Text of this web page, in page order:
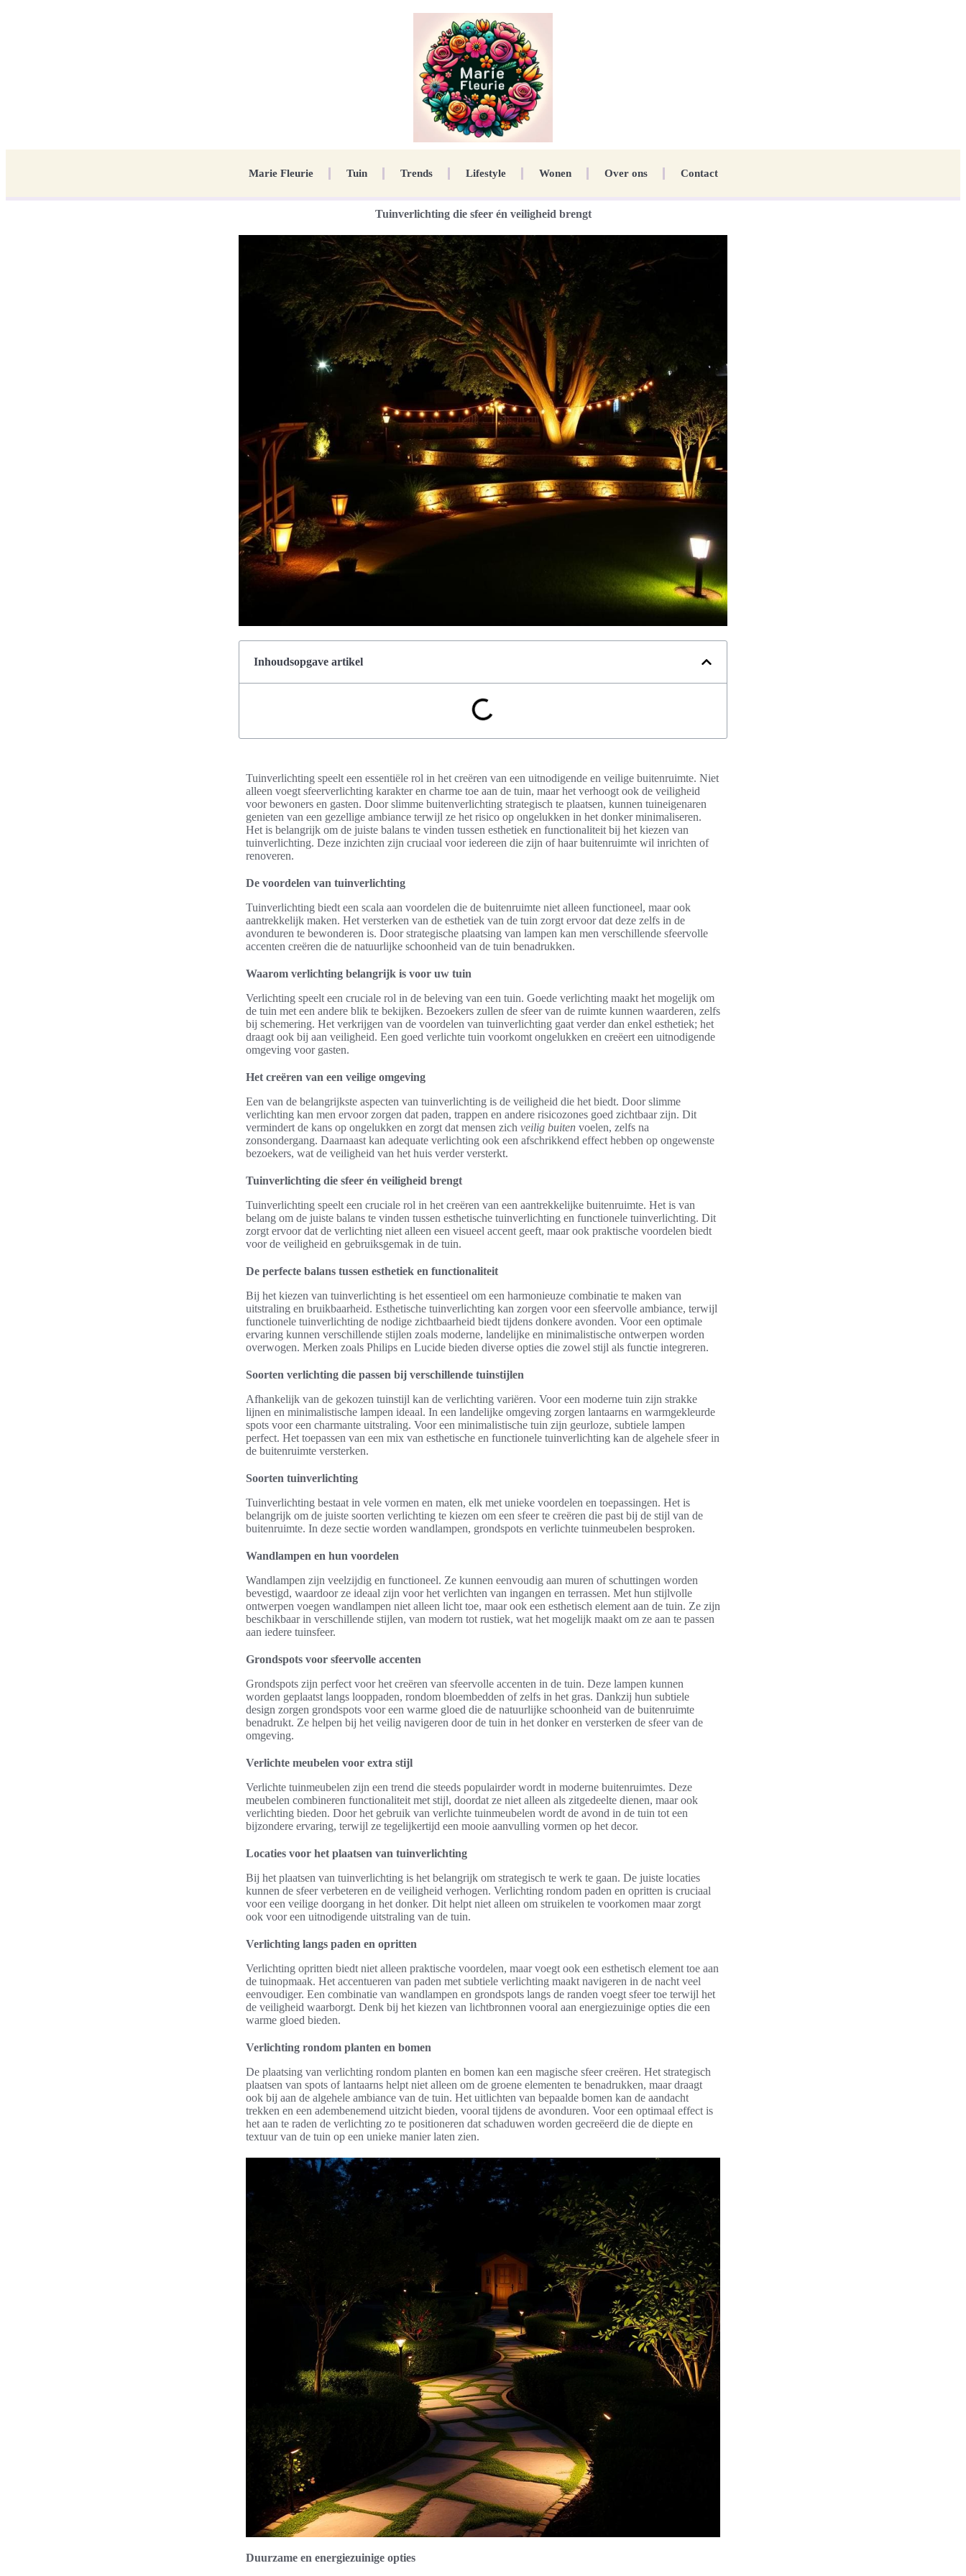
Marie Fleurie Tuin Trends Lifestyle Wonen Over ons Contact
Tuinverlichting die sfeer én veiligheid brengt
Inhoudsopgave artikel
Tuinverlichting speelt een essentiële rol in het creëren van een uitnodigende en veilige buitenruimte. Niet
alleen voegt sfeerverlichting karakter en charme toe aan de tuin, maar het verhoogt ook de veiligheid
voor bewoners en gasten. Door slimme buitenverlichting strategisch te plaatsen, kunnen tuineigenaren
genieten van een gezellige ambiance terwijl ze het risico op ongelukken in het donker minimaliseren.
Het is belangrijk om de juiste balans te vinden tussen esthetiek en functionaliteit bij het kiezen van
tuinverlichting. Deze inzichten zijn cruciaal voor iedereen die zijn of haar buitenruimte wil inrichten of
renoveren.
De voordelen van tuinverlichting
Tuinverlichting biedt een scala aan voordelen die de buitenruimte niet alleen functioneel, maar ook
aantrekkelijk maken. Het versterken van de esthetiek van de tuin zorgt ervoor dat deze zelfs in de
avonduren te bewonderen is. Door strategische plaatsing van lampen kan men verschillende sfeervolle
accenten creëren die de natuurlijke schoonheid van de tuin benadrukken.
Waarom verlichting belangrijk is voor uw tuin
Verlichting speelt een cruciale rol in de beleving van een tuin. Goede verlichting maakt het mogelijk om
de tuin met een andere blik te bekijken. Bezoekers zullen de sfeer van de ruimte kunnen waarderen, zelfs
bij schemering. Het verkrijgen van de voordelen van tuinverlichting gaat verder dan enkel esthetiek; het
draagt ook bij aan veiligheid. Een goed verlichte tuin voorkomt ongelukken en creëert een uitnodigende
omgeving voor gasten.
Het creëren van een veilige omgeving
Een van de belangrijkste aspecten van tuinverlichting is de veiligheid die het biedt. Door slimme
verlichting kan men ervoor zorgen dat paden, trappen en andere risicozones goed zichtbaar zijn. Dit
vermindert de kans op ongelukken en zorgt dat mensen zich veilig buiten voelen, zelfs na
zonsondergang. Daarnaast kan adequate verlichting ook een afschrikkend effect hebben op ongewenste
bezoekers, wat de veiligheid van het huis verder versterkt.
Tuinverlichting die sfeer én veiligheid brengt
Tuinverlichting speelt een cruciale rol in het creëren van een aantrekkelijke buitenruimte. Het is van
belang om de juiste balans te vinden tussen esthetische tuinverlichting en functionele tuinverlichting. Dit
zorgt ervoor dat de verlichting niet alleen een visueel accent geeft, maar ook praktische voordelen biedt
voor de veiligheid en gebruiksgemak in de tuin.
De perfecte balans tussen esthetiek en functionaliteit
Bij het kiezen van tuinverlichting is het essentieel om een harmonieuze combinatie te maken van
uitstraling en bruikbaarheid. Esthetische tuinverlichting kan zorgen voor een sfeervolle ambiance, terwijl
functionele tuinverlichting de nodige zichtbaarheid biedt tijdens donkere avonden. Voor een optimale
ervaring kunnen verschillende stijlen zoals moderne, landelijke en minimalistische ontwerpen worden
overwogen. Merken zoals Philips en Lucide bieden diverse opties die zowel stijl als functie integreren.
Soorten verlichting die passen bij verschillende tuinstijlen
Afhankelijk van de gekozen tuinstijl kan de verlichting variëren. Voor een moderne tuin zijn strakke
lijnen en minimalistische lampen ideaal. In een landelijke omgeving zorgen lantaarns en warmgekleurde
spots voor een charmante uitstraling. Voor een minimalistische tuin zijn geurloze, subtiele lampen
perfect. Het toepassen van een mix van esthetische en functionele tuinverlichting kan de algehele sfeer in
de buitenruimte versterken.
Soorten tuinverlichting
Tuinverlichting bestaat in vele vormen en maten, elk met unieke voordelen en toepassingen. Het is
belangrijk om de juiste soorten verlichting te kiezen om een sfeer te creëren die past bij de stijl van de
buitenruimte. In deze sectie worden wandlampen, grondspots en verlichte tuinmeubelen besproken.
Wandlampen en hun voordelen
Wandlampen zijn veelzijdig en functioneel. Ze kunnen eenvoudig aan muren of schuttingen worden
bevestigd, waardoor ze ideaal zijn voor het verlichten van ingangen en terrassen. Met hun stijlvolle
ontwerpen voegen wandlampen niet alleen licht toe, maar ook een esthetisch element aan de tuin. Ze zijn
beschikbaar in verschillende stijlen, van modern tot rustiek, wat het mogelijk maakt om ze aan te passen
aan iedere tuinsfeer.
Grondspots voor sfeervolle accenten
Grondspots zijn perfect voor het creëren van sfeervolle accenten in de tuin. Deze lampen kunnen
worden geplaatst langs looppaden, rondom bloembedden of zelfs in het gras. Dankzij hun subtiele
design zorgen grondspots voor een warme gloed die de natuurlijke schoonheid van de buitenruimte
benadrukt. Ze helpen bij het veilig navigeren door de tuin in het donker en versterken de sfeer van de
omgeving.
Verlichte meubelen voor extra stijl
Verlichte tuinmeubelen zijn een trend die steeds populairder wordt in moderne buitenruimtes. Deze
meubelen combineren functionaliteit met stijl, doordat ze niet alleen als zitgedeelte dienen, maar ook
verlichting bieden. Door het gebruik van verlichte tuinmeubelen wordt de avond in de tuin tot een
bijzondere ervaring, terwijl ze tegelijkertijd een mooie aanvulling vormen op het decor.
Locaties voor het plaatsen van tuinverlichting
Bij het plaatsen van tuinverlichting is het belangrijk om strategisch te werk te gaan. De juiste locaties
kunnen de sfeer verbeteren en de veiligheid verhogen. Verlichting rondom paden en opritten is cruciaal
voor een veilige doorgang in het donker. Dit helpt niet alleen om struikelen te voorkomen maar zorgt
ook voor een uitnodigende uitstraling van de tuin.
Verlichting langs paden en opritten
Verlichting opritten biedt niet alleen praktische voordelen, maar voegt ook een esthetisch element toe aan
de tuinopmaak. Het accentueren van paden met subtiele verlichting maakt navigeren in de nacht veel
eenvoudiger. Een combinatie van wandlampen en grondspots langs de randen voegt sfeer toe terwijl het
de veiligheid waarborgt. Denk bij het kiezen van lichtbronnen vooral aan energiezuinige opties die een
warme gloed bieden.
Verlichting rondom planten en bomen
De plaatsing van verlichting rondom planten en bomen kan een magische sfeer creëren. Het strategisch
plaatsen van spots of lantaarns helpt niet alleen om de groene elementen te benadrukken, maar draagt
ook bij aan de algehele ambiance van de tuin. Het uitlichten van bepaalde bomen kan de aandacht
trekken en een adembenemend uitzicht bieden, vooral tijdens de avonduren. Voor een optimaal effect is
het aan te raden de verlichting zo te positioneren dat schaduwen worden gecreëerd die de diepte en
textuur van de tuin op een unieke manier laten zien.
Duurzame en energiezuinige opties